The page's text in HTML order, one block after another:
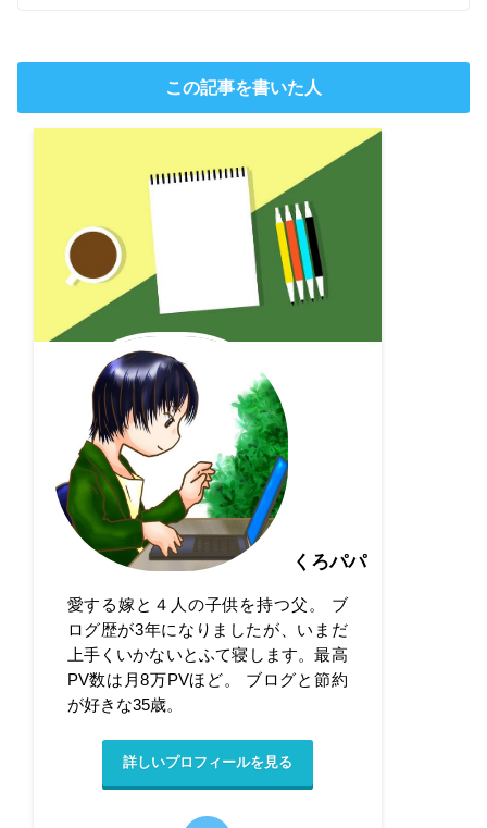
この記事を書いた人
くろパパ
愛する嫁と４人の子供を持つ父。 ブ
ログ歴が3年になりましたが、いまだ
上手くいかないとふて寝します。最高
PV数は月8万PVほど。 ブログと節約
が好きな35歳。
詳しいプロフィールを見る